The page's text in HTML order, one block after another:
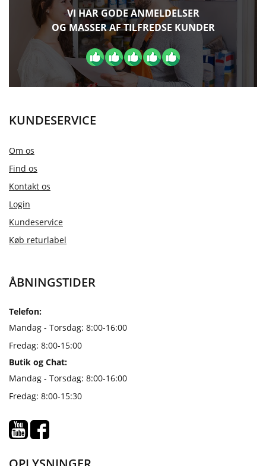
VI HAR GODE ANMELDELSER
OG MASSER AF TILFREDSE KUNDER
KUNDESERVICE
Om os
Find os
Kontakt os
Login
Kundeservice
Køb returlabel
ÅBNINGSTIDER
Telefon:
Mandag - Torsdag: 8:00-16:00
Fredag: 8:00-15:00
Butik og Chat:
Mandag - Torsdag: 8:00-16:00
Fredag: 8:00-15:30